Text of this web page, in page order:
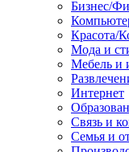
Бизнес/
Красота/
Мода и
Мебель и
Интернет
Связь и
Семья и